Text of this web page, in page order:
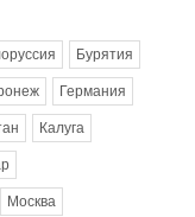
Бурятия
Германия
Калуга
Москва